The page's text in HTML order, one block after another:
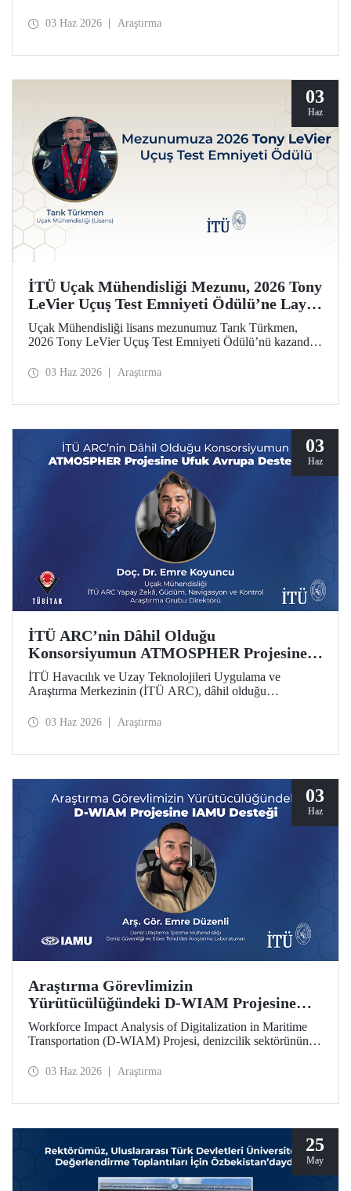
Sırası Araştırma Bursu kapsamında desteklenmeye hak
03 Haz 2026 Araştırma
03
Haz
İTÜ Uçak Mühendisliği Mezunu, 2026 Tony
LeVier Uçuş Test Emniyeti Ödülü’ne Layık
Görüldü
Uçak Mühendisliği lisans mezunumuz Tarık Türkmen,
2026 Tony LeVier Uçuş Test Emniyeti Ödülü’nü kazandı.
emniyetine ve literatürüne sağladığı katkıyla bu prestijli
03 Haz 2026 Araştırma
03
Haz
İTÜ ARC’nin Dâhil Olduğu
Konsorsiyumun ATMOSPHER Projesine
Ufuk Avrupa Desteği
İTÜ Havacılık ve Uzay Teknolojileri Uygulama ve
Araştırma Merkezinin (İTÜ ARC), dâhil olduğu
Avrupa desteği kazandı. Bu projeyle İTÜ ARC’nin hava
03 Haz 2026 Araştırma
03
Haz
Araştırma Görevlimizin
Yürütücülüğündeki D-WIAM Projesine
IAMU Desteği
Workforce Impact Analysis of Digitalization in Maritime
Transportation (D-WIAM) Projesi, denizcilik sektörünün
Uluslararası Denizcilik Üniversiteleri Birliği (IAMU)
araştırmacısı Emre Düzenli yürütecek.
03 Haz 2026 Araştırma
25
May